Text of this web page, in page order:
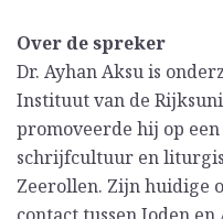
Over de spreker
Dr. Ayhan Aksu is
Instituut van de
promoveerde hij op
schrijfcultuur en
Zeerollen. Zijn huidige